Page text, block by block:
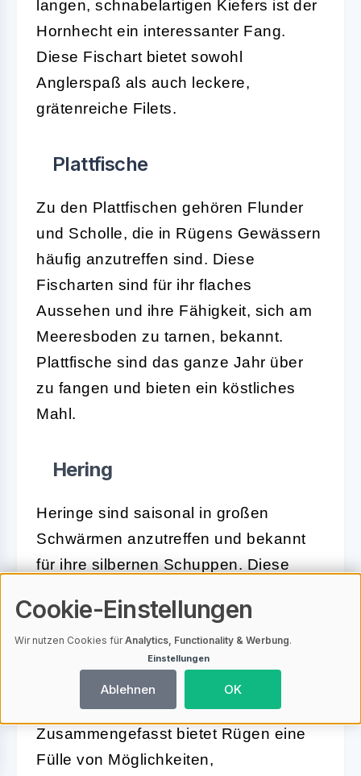
langen, schnabelartigen Kiefers ist der
Hornhecht ein interessanter Fang.
Diese Fischart bietet sowohl
Anglerspaß als auch leckere,
grätenreiche Filets.
Plattfische
Zu den Plattfischen gehören Flunder
und Scholle, die in Rügens Gewässern
häufig anzutreffen sind. Diese
Fischarten sind für ihr flaches
Aussehen und ihre Fähigkeit, sich am
Meeresboden zu tarnen, bekannt.
Plattfische sind das ganze Jahr über
zu fangen und bieten ein köstliches
Mahl.
Hering
Heringe sind saisonal in großen
Schwärmen anzutreffen und bekannt
für ihre silbernen Schuppen. Diese
Frühjahrs- und Herbstmonaten zu
fangen. Angeltouren auf Hering bieten
oft dynamische und actionreiche
Erlebnisse.
Zusammengefasst bietet Rügen eine
Fülle von Möglichkeiten,
Cookie-Einstellungen
Wir nutzen Cookies fürAnalytics, Functionality & Werbung.
Einstellungen
Ablehnen OK